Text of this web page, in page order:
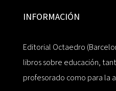
INFORMACIÓN
Editorial Octaedro
libros sobre educación,
profesorado como para la